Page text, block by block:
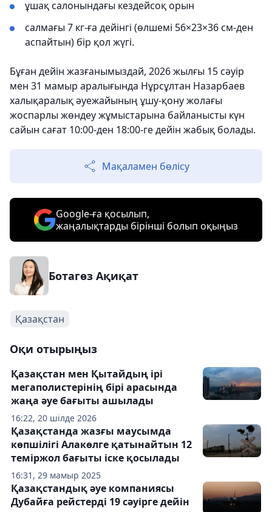
ұшақ салонындағы кездейсоқ орын
салмағы 7 кг-ға дейінгі (өлшемі 56×23×36 см-ден
аспайтын) бір қол жүгi.
Бұған дейін жазғанымыздай, 2026 жылғы 15 сәуір
мен 31 мамыр аралығында Нұрсұлтан Назарбаев
халықаралық әуежайының ұшу-қону жолағы
жоспарлы жөндеу жұмыстарына байланысты күн
сайын сағат 10:00-ден 18:00-ге дейін жабық болады.
Мақаламен бөлісу
Google-ға қосылып,
жаңалықтарды бірінші болып оқыңыз
Ботагөз Ақиқат
Қазақстан
Оқи отырыңыз
16:22, 20 шілде 2026
Қазақстан мен Қытайдың ірі
мегаполистерінің бірі арасында
жаңа әуе бағыты ашылады
16:31, 29 мамыр 2025
Қазақстанда жазғы маусымда
көпшілігі Алакөлге қатынайтын 12
теміржол бағыты іске қосылады
Қазақстандық әуе компаниясы
Дубайға рейстерді 19 сәуірге дейін